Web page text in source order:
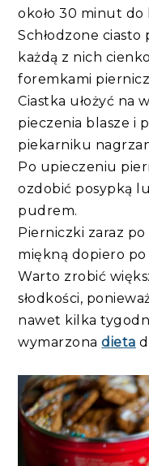
około 30 minut do
Schłodzone
każdą z nich
foremkami
Ciastka ułożyć na
pieczenia blasze i
piekarniku
Po upieczeniu
ozdobić posypką
pudrem.
Pierniczki zaraz
miękną dopiero
Warto zrobić
słodkości,
nawet kilka
wymarzonadieta